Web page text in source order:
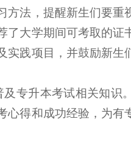
法，提醒新生们要重
大学期间可考取的证
践项目，并鼓励新生
专升本考试相关知识
得和成功经验，为有